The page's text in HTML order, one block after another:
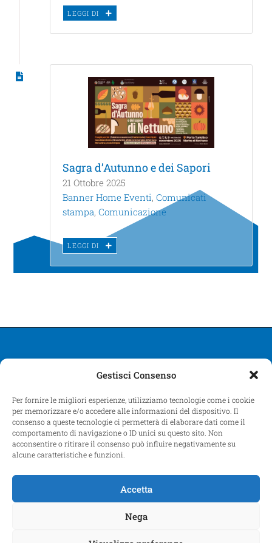
Gestisci Consenso
Per fornire le migliori esperienze, utilizziamo tecnologie come i cookie
per memorizzare e/o accedere alle informazioni del dispositivo. Il
consenso a queste tecnologie ci permetterà di elaborare dati come il
comportamento di navigazione o ID unici su questo sito. Non
acconsentire o ritirare il consenso può influire negativamente su
alcune caratteristiche e funzioni.
Accetta
Nega
LEGGI DI
Sagra d’Autunno e dei Sapori
21 Ottobre 2025
Banner Home Eventi,Comunicati
stampa,Comunicazione
LEGGI DI
PROLOCO FORTE SANGALLO – VIALE GIACOMO MATTEOTTI, 31
00048 NETTUNO Roma – P.I. 13039461002
Credits: Avatoo Srl
Cookie Policy (UE) Dichiarazione sulla Privacy (UE)
Imprint
Disconoscimento